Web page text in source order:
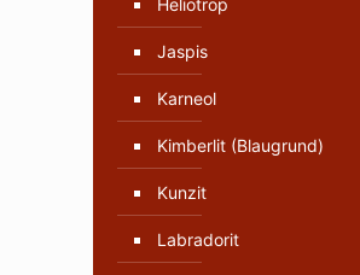
Heliotrop
Jaspis
Karneol
Kimberlit (Blaugrund)
Kunzit
Labradorit